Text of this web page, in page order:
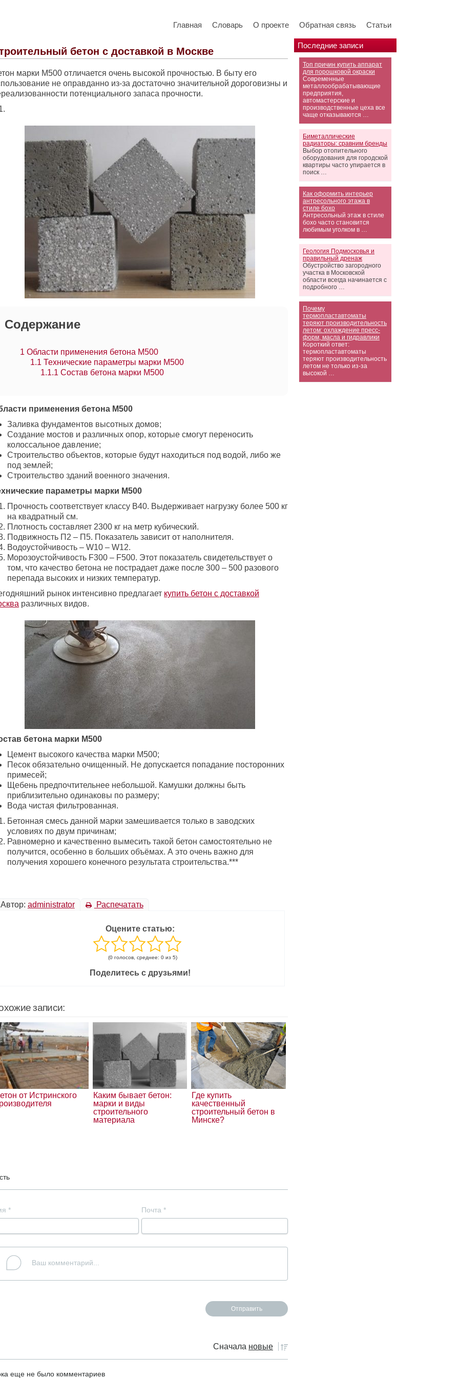
Главная Словарь О проекте Обратная связь Статьи
Последние записи
Топ причин купить аппарат
для порошковой окраски
Современные
металлообрабатывающие
предприятия,
автомастерские и
производственные цеха все
чаще отказываются …
Биметаллические
радиаторы: сравним бренды
Выбор отопительного
оборудования для городской
квартиры часто упирается в
поиск …
Как оформить интерьер
антресольного этажа в
стиле бохо
Антресольный этаж в стиле
бохо часто становится
любимым уголком в …
Геология Подмосковья и
правильный дренаж
Обустройство загородного
участка в Московской
области всегда начинается с
подробного …
Почему
термопластавтоматы
теряют производительность
летом: охлаждение пресс-
форм, масла и гидравлики
Короткий ответ:
термопластавтоматы
теряют производительность
летом не только из-за
высокой …
бетон с доставкой в Москве
марки М500 отличается очень высокой прочностью. В быту его
не оправданно из-за достаточно значительной дороговизны и
потенциального запаса прочности.
Содержание
1 Области применения бетона М500
1.1 Технические параметры марки М500
1.1.1 Состав бетона марки М500
применения бетона М500
Заливка фундаментов высотных домов;
Создание мостов и различных опор, которые смогут переносить
колоссальное давление;
Строительство объектов, которые будут находиться под водой, либо же
под землей;
Строительство зданий военного значения.
параметры марки М500
Прочность соответствует классу В40. Выдерживает нагрузку более 500 кг
на квадратный см.
Плотность составляет 2300 кг на метр кубический.
Подвижность П2 – П5. Показатель зависит от наполнителя.
Водоустойчивость – W10 – W12.
Морозоустойчивость F300 – F500. Этот показатель свидетельствует о
том, что качество бетона не пострадает даже после 300 – 500 разового
перепада высоких и низких температур.
рынок интенсивно предлагает купить бетон с доставкой
различных видов.
бетона марки М500
Цемент высокого качества марки М500;
Песок обязательно очищенный. Не допускается попадание посторонних
примесей;
Щебень предпочтительнее небольшой. Камушки должны быть
приблизительно одинаковы по размеру;
Вода чистая фильтрованная.
Бетонная смесь данной марки замешивается только в заводских
условиях по двум причинам;
Равномерно и качественно вымесить такой бетон самостоятельно не
получится, особенно в больших объёмах. А это очень важно для
получения хорошего конечного результата строительства.***
Автор: administrator Распечатать
Оцените статью:
(0 голосов, среднее: 0 из 5)
Поделитесь с друзьями!
записи:
от Истринского
Каким бывает бетон:
марки и виды
строительного
материала
Где купить
качественный
строительный бетон в
Минске?
* Почта *
Сначала новые
еще не было комментариев